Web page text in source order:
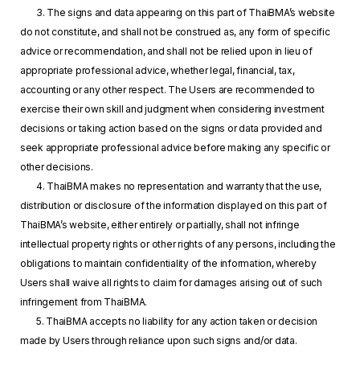
3. The signs and data appearing on this part of ThaiBMA’s website
do not constitute, and shall not be construed as, any form of specific
advice or recommendation, and shall not be relied upon in lieu of
appropriate professional advice, whether legal, financial, tax,
accounting or any other respect. The Users are recommended to
exercise their own skill and judgment when considering investment
decisions or taking action based on the signs or data provided and
seek appropriate professional advice before making any specific or
other decisions.
4. ThaiBMA makes no representation and warranty that the use,
distribution or disclosure of the information displayed on this part of
ThaiBMA’s website, either entirely or partially, shall not infringe
intellectual property rights or other rights of any persons, including the
obligations to maintain confidentiality of the information, whereby
Users shall waive all rights to claim for damages arising out of such
infringement from ThaiBMA.
5. ThaiBMA accepts no liability for any action taken or decision
made by Users through reliance upon such signs and/or data.